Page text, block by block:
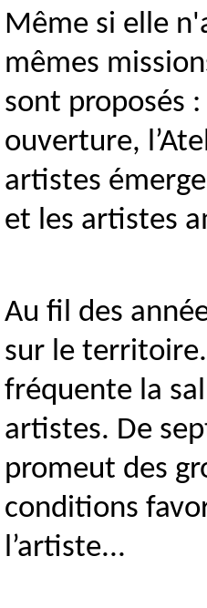
Même si elle
mêmes
sont proposés
ouverture,
artistes
et les artistes
Au fil des
sur le
fréquente la
artistes. De
promeut des
conditions
l’artiste...